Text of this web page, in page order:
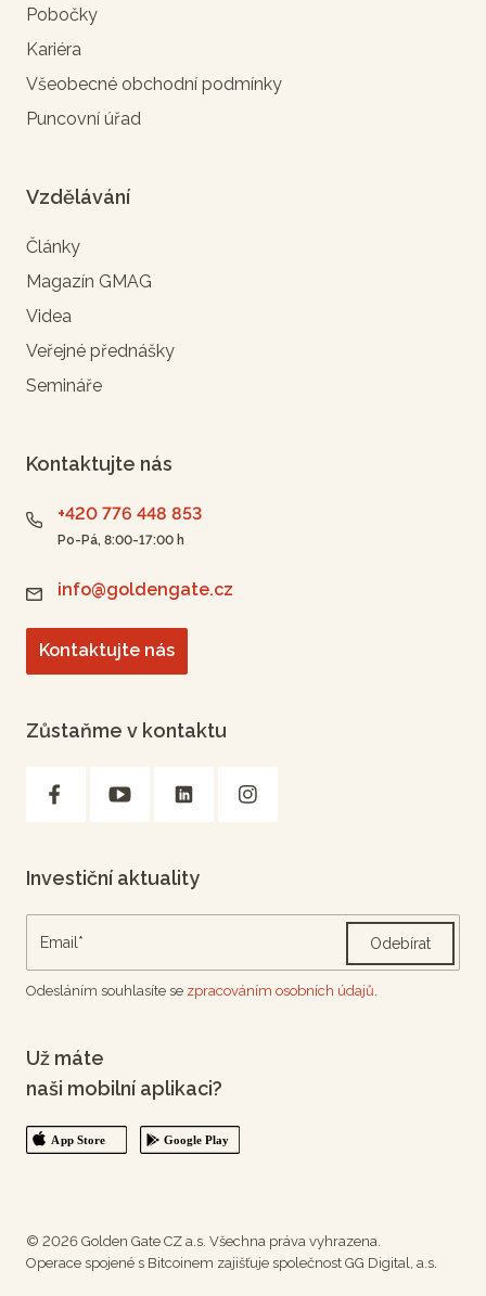
Pobočky
Kariéra
Všeobecné obchodní podmínky
Puncovní úřad
Vzdělávání
Články
Magazín GMAG
Videa
Veřejné přednášky
Semináře
Kontaktujte nás
+420 776 448 853
Po-Pá, 8:00-17:00 h
info@goldengate.cz
Kontaktujte nás
Zůstaňme v kontaktu
Investiční aktuality
Odebírat
Odesláním souhlasíte se zpracováním osobních údajů.
Už máte
naši mobilní aplikaci?
© 2026 Golden Gate CZ a.s. Všechna práva vyhrazena.
Operace spojené s Bitcoinem zajišťuje společnost GG Digital, a.s.